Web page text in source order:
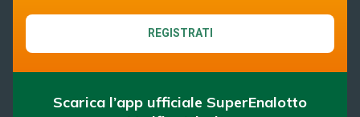
REGISTRATI
Scarica l’app ufficiale SuperEnalotto